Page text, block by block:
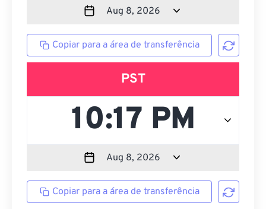
Copiar para a área de transferência
PST
Copiar para a área de transferência